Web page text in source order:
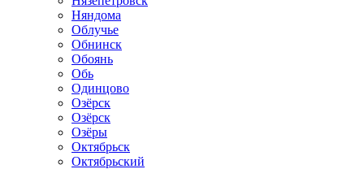
Няндома
Облучье
Обнинск
Обоянь
Обь
Одинцово
Озёрск
Озёрск
Озёры
Октябрьск
Октябрьский